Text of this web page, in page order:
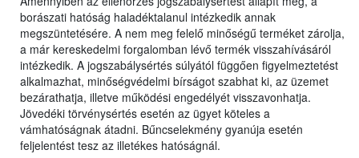
borászati hatóság haladéktalanul intézkedik annak
megszüntetésére. A nem meg felelő minőségű terméket zárolja,
a már kereskedelmi forgalomban lévő termék visszahívásáról
intézkedik. A jogszabálysértés súlyától függően figyelmeztetést
alkalmazhat, minőségvédelmi bírságot szabhat ki, az üzemet
bezárathatja, illetve működési engedélyét visszavonhatja.
Jövedéki törvénysértés esetén az ügyet köteles a
vámhatóságnak átadni. Bűncselekmény gyanúja esetén
feljelentést tesz az illetékes hatóságnál.